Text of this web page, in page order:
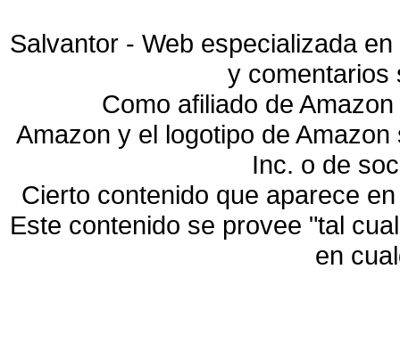
Salvantor - Web especializada
y
Como afiliado de
Amazon y el logotipo de
Inc. o de
Cierto contenido que aparece
Este contenido se provee "tal
en